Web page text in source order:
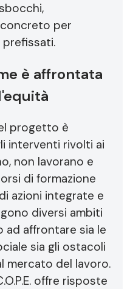
per
è affrontata
progetto è
interventi rivolti ai
non lavorano e
di formazione
azioni integrate e
diversi ambiti
ad affrontare sia le
sia gli ostacoli
mercato del lavoro.
offre risposte